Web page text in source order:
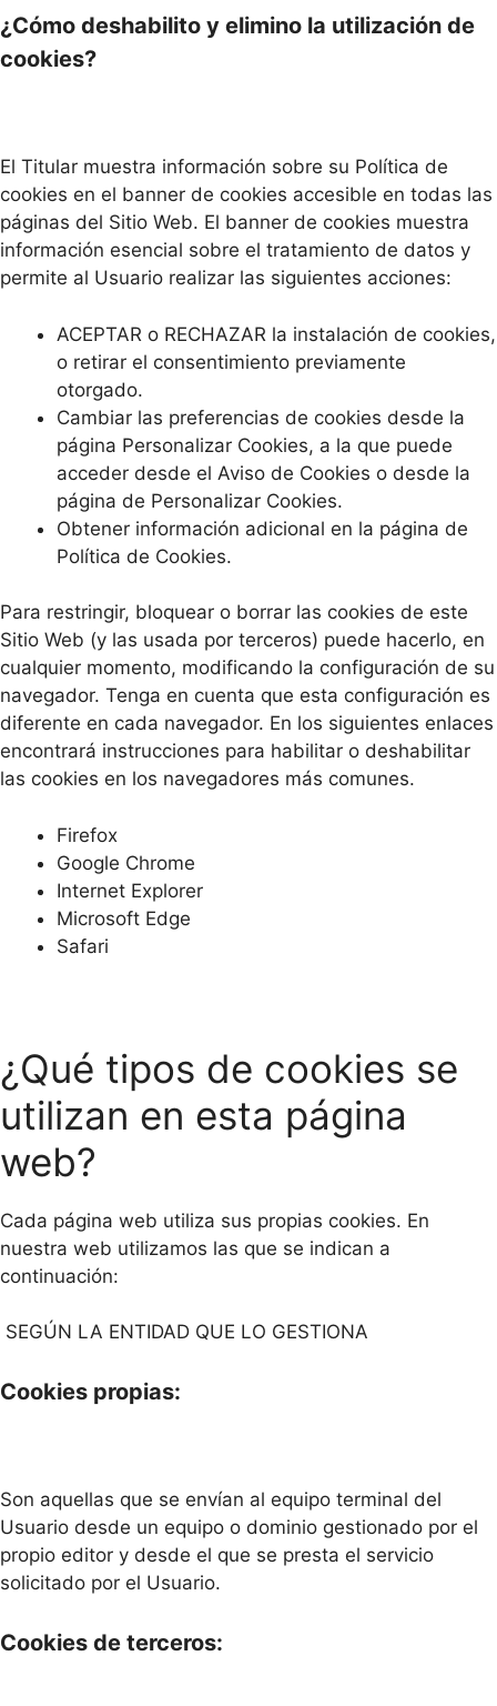
¿Cómo deshabilito y elimino la utilización de
cookies?
El Titular muestra información sobre su Política de
cookies en el banner de cookies accesible en todas las
páginas del Sitio Web. El banner de cookies muestra
información esencial sobre el tratamiento de datos y
permite al Usuario realizar las siguientes acciones:
ACEPTAR o RECHAZAR la instalación de cookies,
o retirar el consentimiento previamente
otorgado.
Cambiar las preferencias de cookies desde la
página Personalizar Cookies, a la que puede
acceder desde el Aviso de Cookies o desde la
página de Personalizar Cookies.
Obtener información adicional en la página de
Política de Cookies.
Para restringir, bloquear o borrar las cookies de este
Sitio Web (y las usada por terceros) puede hacerlo, en
cualquier momento, modificando la configuración de su
navegador. Tenga en cuenta que esta configuración es
diferente en cada navegador. En los siguientes enlaces
encontrará instrucciones para habilitar o deshabilitar
las cookies en los navegadores más comunes.
Firefox
Google Chrome
Internet Explorer
Microsoft Edge
Safari
¿Qué tipos de cookies se
utilizan en esta página
web?
Cada página web utiliza sus propias cookies. En
nuestra web utilizamos las que se indican a
continuación:
SEGÚN LA ENTIDAD QUE LO GESTIONA
Cookies propias:
Son aquellas que se envían al equipo terminal del
Usuario desde un equipo o dominio gestionado por el
propio editor y desde el que se presta el servicio
solicitado por el Usuario.
Cookies de terceros: